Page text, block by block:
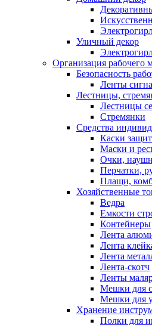
Уличный декор
Организация рабочего
Безопасность
Ленты
Лестницы,
Лестницы
Стремянки
Средства
Каски
Маски и
Очки,
Перчатки,
Плащи,
Хозяйственные
Ведра
Емкости
Контейнеры
Лента
Лента
Лента
Лента-скотч
Ленты
Мешки для
Мешки для
Хранение
Полки для